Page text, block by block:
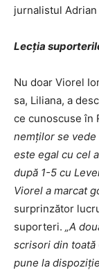
jurnalistul Adrian
Lecția
Nu doar Viorel
sa, Liliana, a
ce cunoscuse în
nemților se
este egal cu cel
după 1-5 cu
Viorel a marcat
surprinzător
suporteri. „A
scrisori din toată
pune la